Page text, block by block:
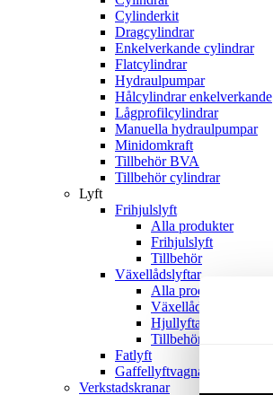
Cylinderkit
Dragcylindrar
Enkelverkande cylindrar
Flatcylindrar
Hydraulpumpar
Hålcylindrar enkelverkande
Lågprofilcylindrar
Manuella hydraulpumpar
Minidomkraft
Tillbehör BVA
Tillbehör cylindrar
Lyft
Frihjulslyft
Alla produkter
Frihjulslyft
Tillbehör
Växellådslyftar
Alla produkter
Växellådslyftar
Hjullyftar
Tillbehör
Fatlyft
Gaffellyftvagnar
Verkstadskranar